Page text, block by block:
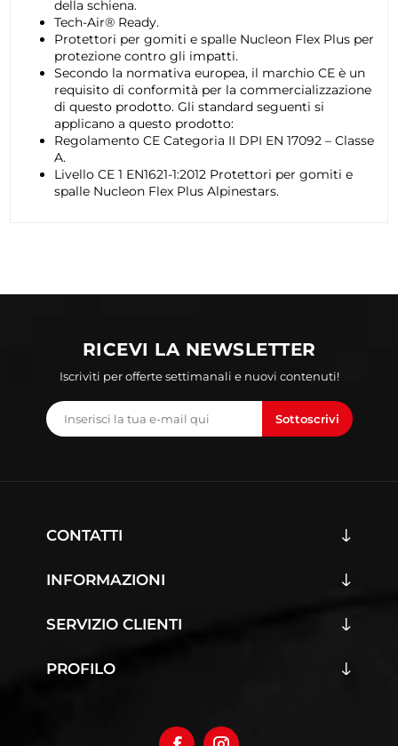
della schiena.
Tech-Air® Ready.
Protettori per gomiti e spalle Nucleon Flex Plus per
protezione contro gli impatti.
Secondo la normativa europea, il marchio CE è un
requisito di conformità per la commercializzazione
di questo prodotto. Gli standard seguenti si
applicano a questo prodotto:
Regolamento CE Categoria II DPI EN 17092 – Classe
A.
Livello CE 1 EN1621-1:2012 Protettori per gomiti e
spalle Nucleon Flex Plus Alpinestars.
RICEVI LA NEWSLETTER
Iscriviti per offerte settimanali e nuovi contenuti!
Sottoscrivi
CONTATTI
INFORMAZIONI
SERVIZIO CLIENTI
PROFILO